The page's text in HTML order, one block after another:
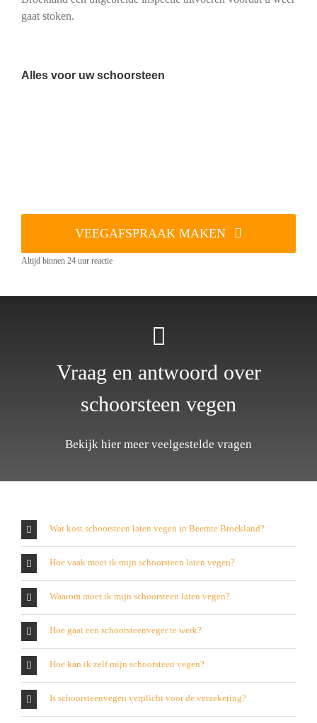
gaat stoken.
Alles voor uw schoorsteen
VEEGAFSPRAAK MAKEN
Altijd binnen 24 uur reactie
Vraag en antwoord over
schoorsteen vegen
Bekijk hier meer veelgestelde vragen
Wat kost schoorsteen laten vegen in Beemte Broekland?
Hoe vaak moet ik mijn schoorsteen laten vegen?
Waarom moet ik mijn schoorsteen laten vegen?
Hoe gaat een schoorsteenveger te werk?
Hoe kan ik zelf mijn schoorsteen vegen?
Is schoorsteenvegen verplicht voor de verzekering?